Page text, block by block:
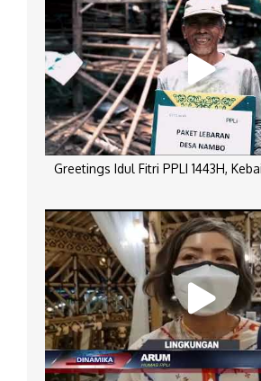
Greetings Idul Fitri PPLI 1443H,